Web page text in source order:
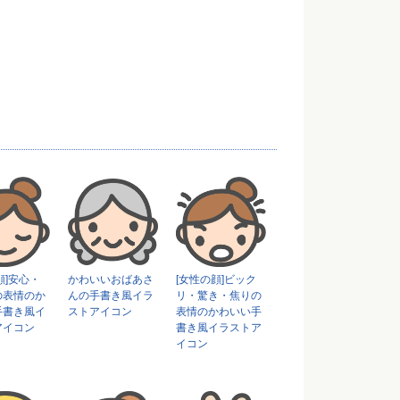
]安心・
表情のか
き風イ
コン
かわいいおばあさ
んの手書き風イラ
ストアイコン
[女性の顔]ビック
リ・驚き・焦りの
表情のかわいい手
書き風イラストア
イコン